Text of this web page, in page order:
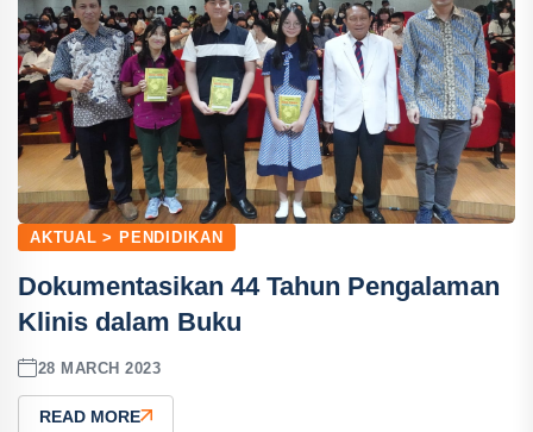
AKTUAL > PENDIDIKAN
Dokumentasikan 44 Tahun Pengalaman
Klinis dalam Buku
28 MARCH 2023
READ MORE